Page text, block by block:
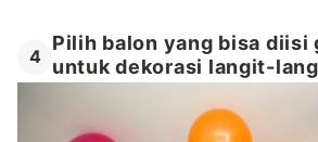
4
Pilih balon yang bisa diisi
untuk dekorasi langit-